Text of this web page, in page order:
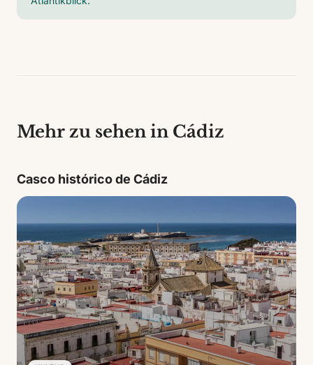
Mehr zu sehen in Cádiz
Casco histórico de Cádiz